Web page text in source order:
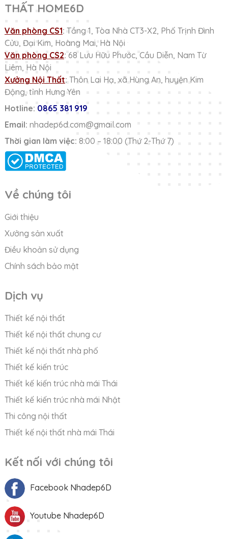
THẤT HOME6D
Văn phòng CS1: Tầng 1, Tòa Nhà CT3-X2, Phố Trịnh Đình
Cửu, Đại Kim, Hoàng Mai, Hà Nội
Văn phòng CS2: 68 Lưu Hữu Phước, Cầu Diễn, Nam Từ
Liêm, Hà Nội
Xưởng Nội Thất: Thôn Lai Hạ, xã Hùng An, huyện Kim
Động, tỉnh Hưng Yên
Hotline: 0865 381 919
Email: nhadep6d.com@gmail.com
Thời gian làm việc: 8:00 – 18:00 (Thứ 2-Thứ 7)
Về chúng tôi
Giới thiệu
Xưởng sản xuất
Điều khoản sử dụng
Chính sách bảo mật
Dịch vụ
Thiết kế nội thất
Thiết kế nội thất chung cư
Thiết kế nội thất nhà phố
Thiết kế kiến trúc
Thiết kế kiến trúc nhà mái Thái
Thiết kế kiến trúc nhà mái Nhật
Thi công nội thất
Thiết kế nội thất nhà mái Thái
Kết nối với chúng tôi
Facebook Nhadep6D
Youtube Nhadep6D